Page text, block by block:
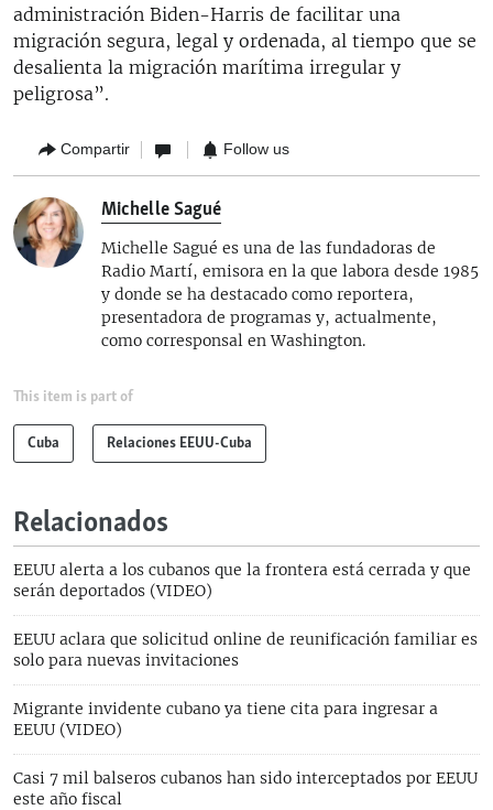
administración Biden-Harris de facilitar una
migración segura, legal y ordenada, al tiempo que se
desalienta la migración marítima irregular y
peligrosa”.
Compartir Follow us
Michelle Sagué
Michelle Sagué es una de las fundadoras de
Radio Martí, emisora en la que labora desde 1985
y donde se ha destacado como reportera,
presentadora de programas y, actualmente,
como corresponsal en Washington.
This item is part of
Cuba Relaciones EEUU-Cuba
Relacionados
EEUU alerta a los cubanos que la frontera está cerrada y que
serán deportados (VIDEO)
EEUU aclara que solicitud online de reunificación familiar es
solo para nuevas invitaciones
Migrante invidente cubano ya tiene cita para ingresar a
EEUU (VIDEO)
Casi 7 mil balseros cubanos han sido interceptados por EEUU
este año fiscal